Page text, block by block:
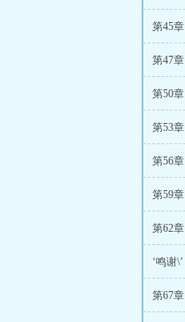
第45
第47
第50
第53
第56
第59
第62
‘鸣谢\’
第67